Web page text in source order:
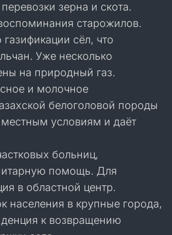
зерна и скота.
старожилов.
сёл, что
Уже несколько
на природный газ.
и молочное
белоголовой породы
условиям и даёт
больниц,
помощь. Для
в областной центр.
населения в крупные города,
к возвращению